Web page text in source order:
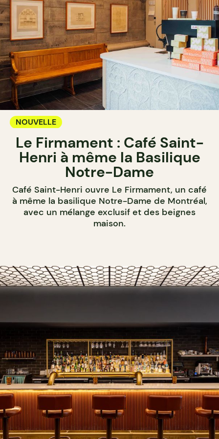
NOUVELLE
Le Firmament : Café Saint-
Henri à même la Basilique
Notre-Dame
Café Saint-Henri ouvre Le Firmament, un café
à même la basilique Notre-Dame de Montréal,
avec un mélange exclusif et des beignes
maison.